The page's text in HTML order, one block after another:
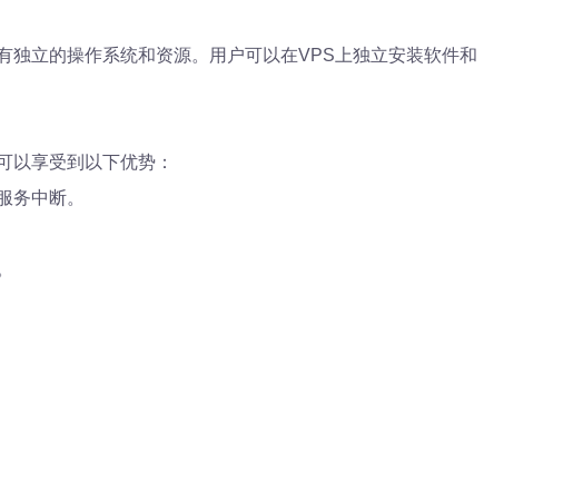
立的操作系统和资源。用户可以在VPS上独立安装软件和
以享受到以下优势：
务中断。